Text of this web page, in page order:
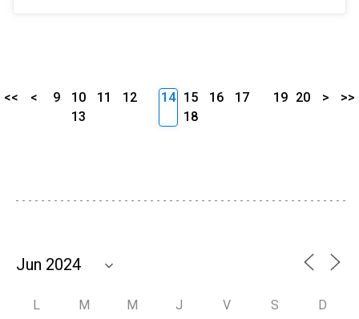
<< < 9 10 11
12
13
14 15 16
17
18
19 20 > >>
L M M J V S D